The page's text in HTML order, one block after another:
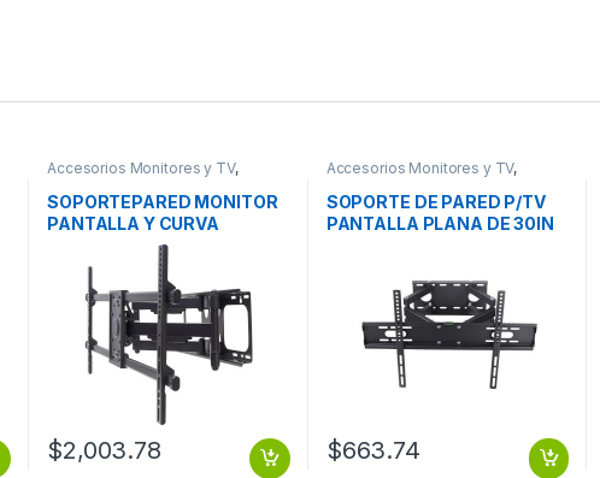
Accesorios Monitores y TV,
SOPORTEPARED MONITOR
PANTALLA Y CURVA
ARTICULADO 37 A 90 75KG
$2,003.78
Accesorios Monitores y TV,
SOPORTE DE PARED P/TV
PANTALLA PLANA DE 30IN
$663.74